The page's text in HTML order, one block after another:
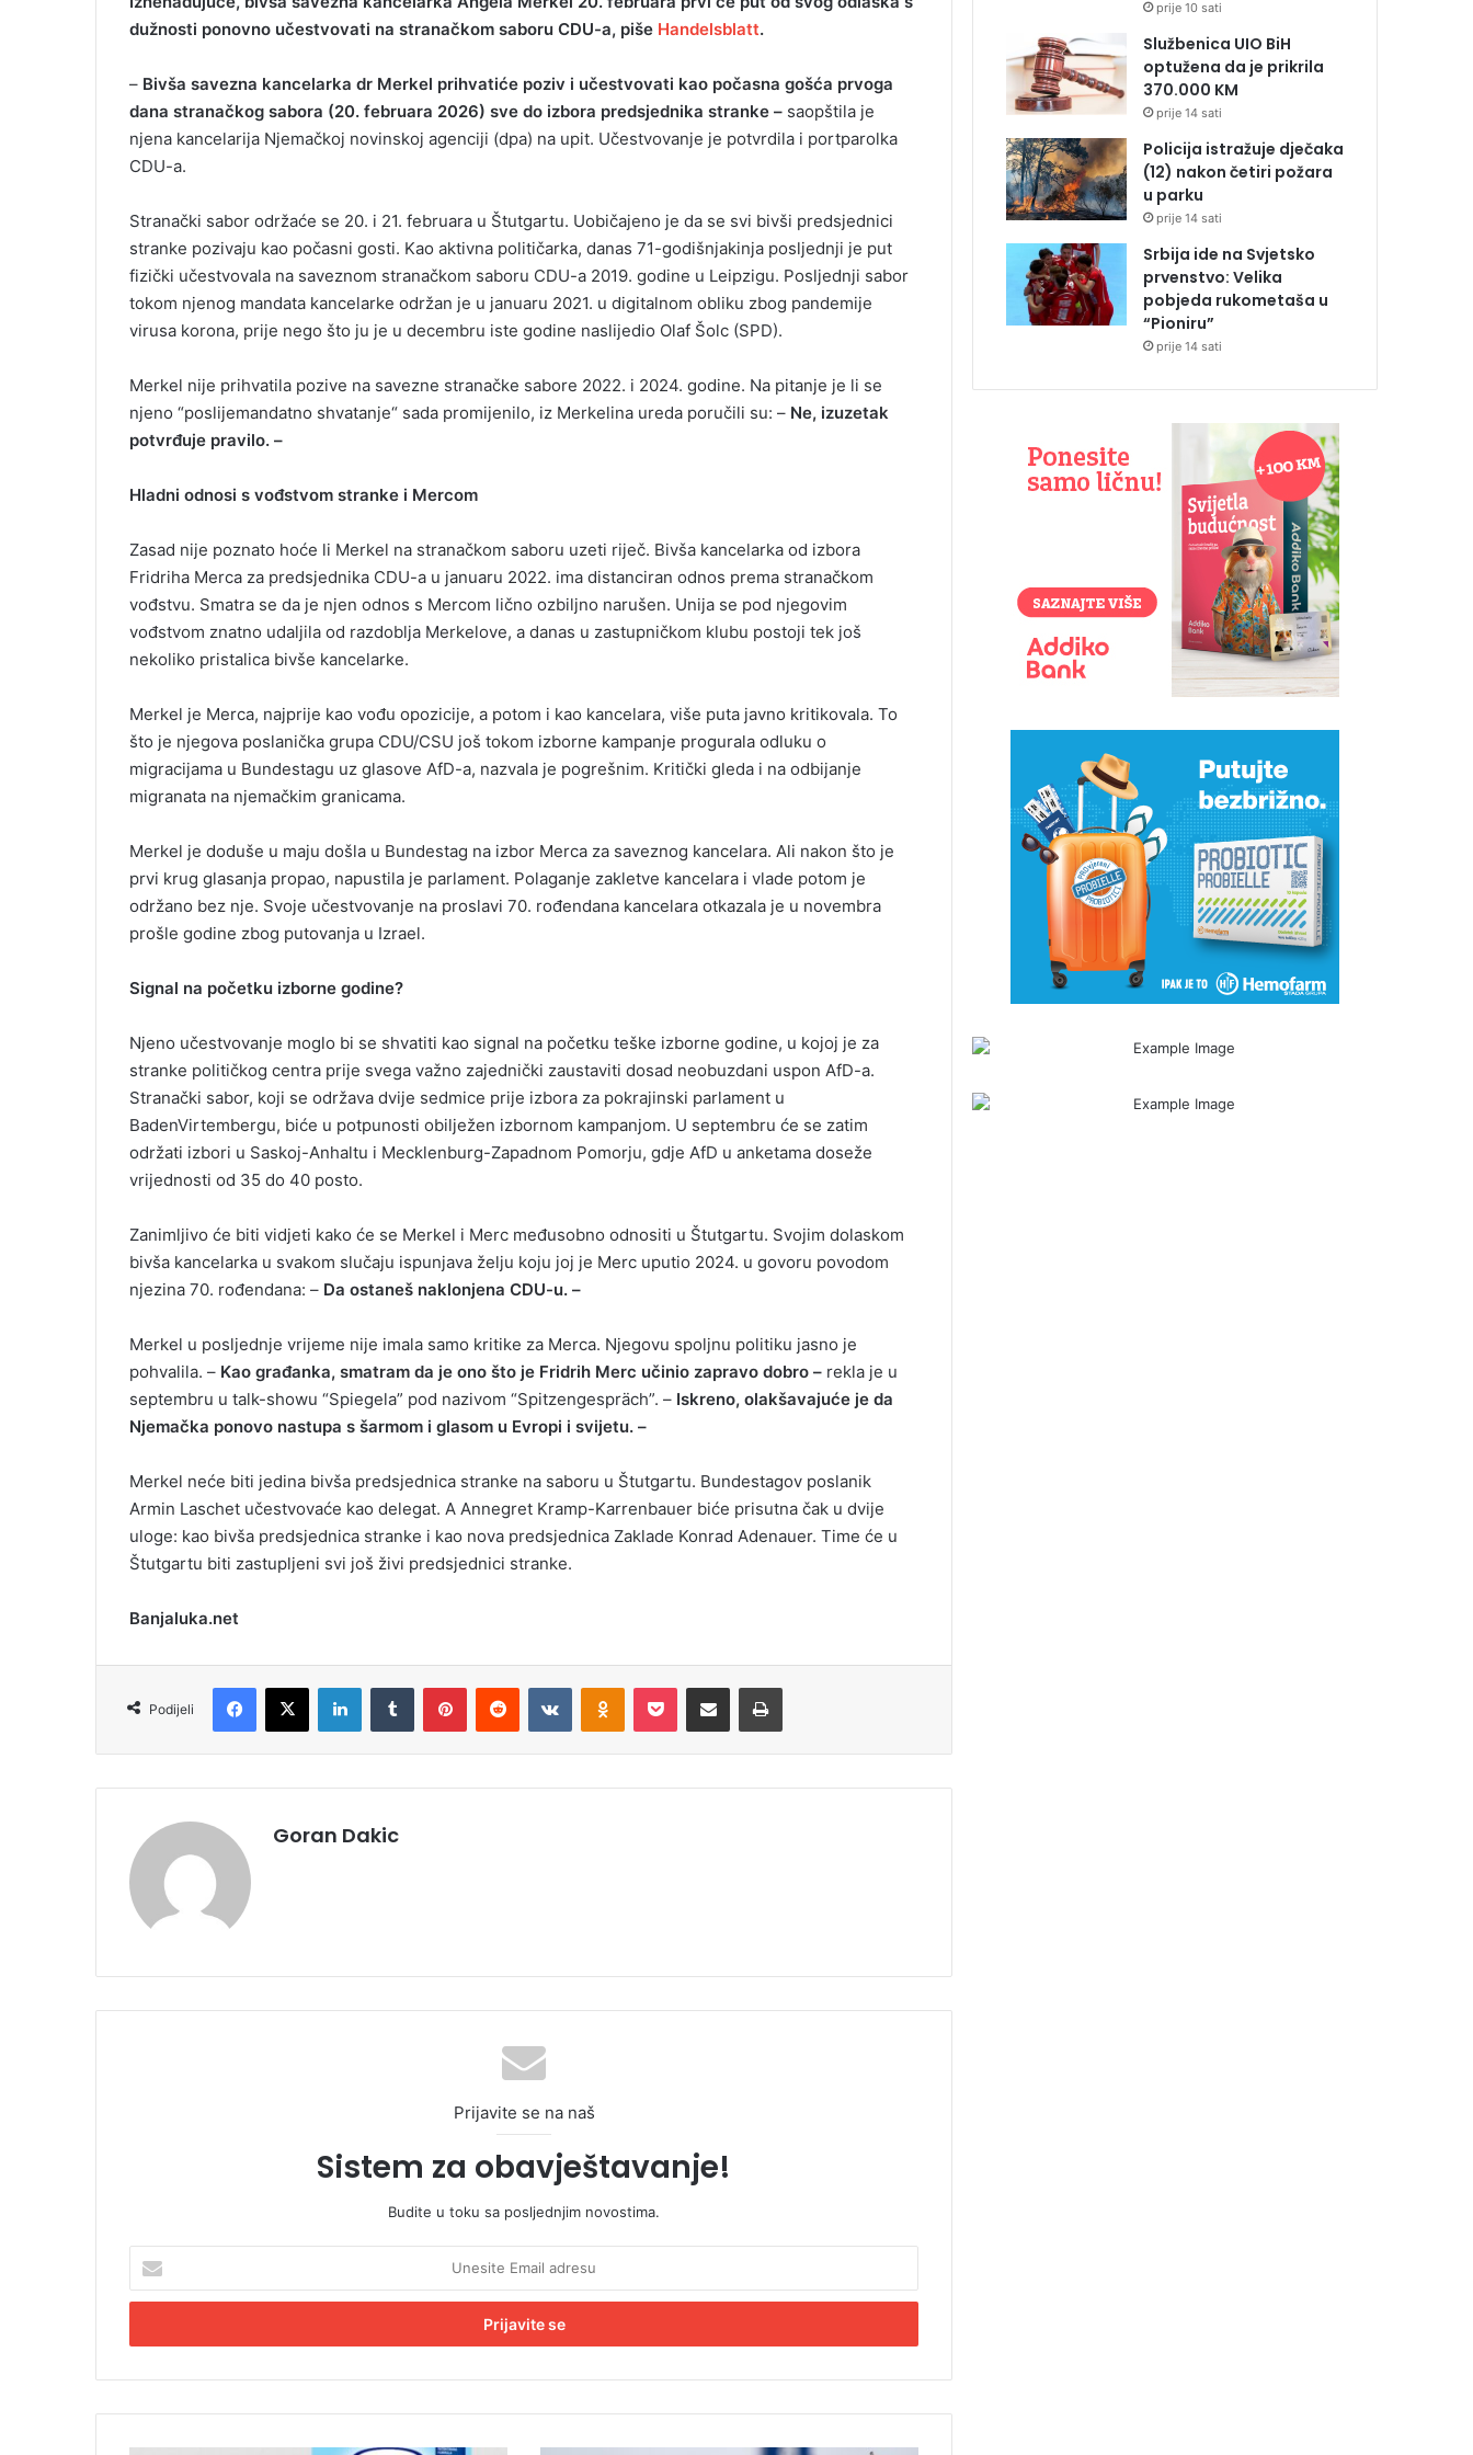
dužnosti ponovno učestvovati na stranačkom saboru CDU-a, piše Handelsblatt.
– Bivša savezna kancelarka dr Merkel prihvatiće poziv i učestvovati kao počasna gošća prvoga
dana stranačkog sabora (20. februara 2026) sve do izbora predsjednika stranke – saopštila je
njena kancelarija Njemačkoj novinskoj agenciji (dpa) na upit. Učestvovanje je potvrdila i portparolka
CDU-a.
Stranački sabor održaće se 20. i 21. februara u Štutgartu. Uobičajeno je da se svi bivši predsjednici
stranke pozivaju kao počasni gosti. Kao aktivna političarka, danas 71-godišnjakinja posljednji je put
fizički učestvovala na saveznom stranačkom saboru CDU-a 2019. godine u Leipzigu. Posljednji sabor
tokom njenog mandata kancelarke održan je u januaru 2021. u digitalnom obliku zbog pandemije
virusa korona, prije nego što ju je u decembru iste godine naslijedio Olaf Šolc (SPD).
Merkel nije prihvatila pozive na savezne stranačke sabore 2022. i 2024. godine. Na pitanje je li se
njeno “poslijemandatno shvatanje“ sada promijenilo, iz Merkelina ureda poručili su: – Ne, izuzetak
potvrđuje pravilo. –
Hladni odnosi s vođstvom stranke i Mercom
Zasad nije poznato hoće li Merkel na stranačkom saboru uzeti riječ. Bivša kancelarka od izbora
Fridriha Merca za predsjednika CDU-a u januaru 2022. ima distanciran odnos prema stranačkom
vođstvu. Smatra se da je njen odnos s Mercom lično ozbiljno narušen. Unija se pod njegovim
vođstvom znatno udaljila od razdoblja Merkelove, a danas u zastupničkom klubu postoji tek još
nekoliko pristalica bivše kancelarke.
Merkel je Merca, najprije kao vođu opozicije, a potom i kao kancelara, više puta javno kritikovala. To
što je njegova poslanička grupa CDU/CSU još tokom izborne kampanje progurala odluku o
migracijama u Bundestagu uz glasove AfD-a, nazvala je pogrešnim. Kritički gleda i na odbijanje
migranata na njemačkim granicama.
Merkel je doduše u maju došla u Bundestag na izbor Merca za saveznog kancelara. Ali nakon što je
prvi krug glasanja propao, napustila je parlament. Polaganje zakletve kancelara i vlade potom je
održano bez nje. Svoje učestvovanje na proslavi 70. rođendana kancelara otkazala je u novembra
prošle godine zbog putovanja u Izrael.
Signal na početku izborne godine?
Njeno učestvovanje moglo bi se shvatiti kao signal na početku teške izborne godine, u kojoj je za
stranke političkog centra prije svega važno zajednički zaustaviti dosad neobuzdani uspon AfD-a.
Stranački sabor, koji se održava dvije sedmice prije izbora za pokrajinski parlament u
BadenVirtembergu, biće u potpunosti obilježen izbornom kampanjom. U septembru će se zatim
održati izbori u Saskoj-Anhaltu i Mecklenburg-Zapadnom Pomorju, gdje AfD u anketama doseže
vrijednosti od 35 do 40 posto.
Zanimljivo će biti vidjeti kako će se Merkel i Merc međusobno odnositi u Štutgartu. Svojim dolaskom
bivša kancelarka u svakom slučaju ispunjava želju koju joj je Merc uputio 2024. u govoru povodom
njezina 70. rođendana: – Da ostaneš naklonjena CDU-u. –
Merkel u posljednje vrijeme nije imala samo kritike za Merca. Njegovu spoljnu politiku jasno je
pohvalila. – Kao građanka, smatram da je ono što je Fridrih Merc učinio zapravo dobro – rekla je u
septembru u talk-showu “Spiegela” pod nazivom “Spitzengespräch”. – Iskreno, olakšavajuće je da
Njemačka ponovo nastupa s šarmom i glasom u Evropi i svijetu. –
Merkel neće biti jedina bivša predsjednica stranke na saboru u Štutgartu. Bundestagov poslanik
Armin Laschet učestvovaće kao delegat. A Annegret Kramp-Karrenbauer biće prisutna čak u dvije
uloge: kao bivša predsjednica stranke i kao nova predsjednica Zaklade Konrad Adenauer. Time će u
Štutgartu biti zastupljeni svi još živi predsjednici stranke.
Banjaluka.net
Podijeli
Goran Dakic
Prijavite se na naš
Sistem za obavještavanje!
Budite u toku sa posljednjim novostima.
e
i
E
prije 10 sati
Službenica UIO BiH
optužena da je prikrila
370.000 KM
prije 14 sati
Policija istražuje dječaka
(12) nakon četiri požara
u parku
prije 14 sati
Srbija ide na Svjetsko
prvenstvo: Velika
pobjeda rukometaša u
“Pioniru”
prije 14 sati